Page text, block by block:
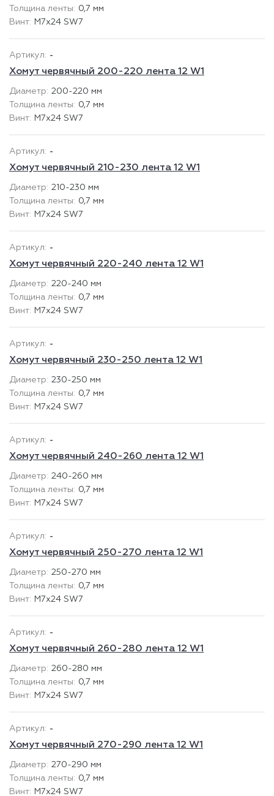
0,7 мм
М7х24 SW7
-
Хомут червячный 200-220 лента 12 W1
200-220 мм
0,7 мм
М7х24 SW7
-
Хомут червячный 210-230 лента 12 W1
210-230 мм
0,7 мм
М7х24 SW7
-
Хомут червячный 220-240 лента 12 W1
220-240 мм
0,7 мм
М7х24 SW7
-
Хомут червячный 230-250 лента 12 W1
230-250 мм
0,7 мм
М7х24 SW7
-
Хомут червячный 240-260 лента 12 W1
240-260 мм
0,7 мм
М7х24 SW7
-
Хомут червячный 250-270 лента 12 W1
250-270 мм
0,7 мм
М7х24 SW7
-
Хомут червячный 260-280 лента 12 W1
260-280 мм
0,7 мм
М7х24 SW7
-
Хомут червячный 270-290 лента 12 W1
270-290 мм
0,7 мм
М7х24 SW7